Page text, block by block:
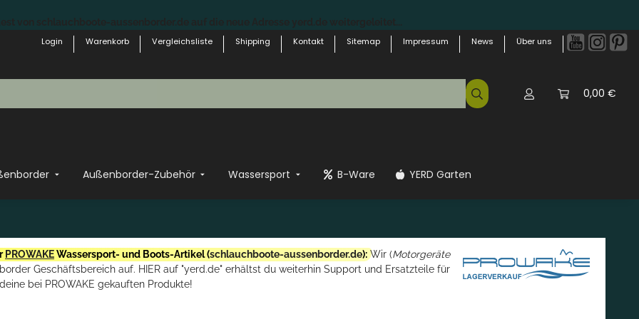
Login
Warenkorb Vergleichsliste Shipping Kontakt Sitemap Impressum News Über uns
0,00 €
Außenborder-Zubehör Wassersport B-Ware YERD Garten
PROWAKEWassersport- und Boots-Artikel (schlauchboote-aussenborder.de): Wir (Motorgeräte
Geschäftsbereich auf. HIER auf "yerd.de" erhältst du weiterhin Support und Ersatzteile für
deine bei PROWAKE gekauften Produkte!